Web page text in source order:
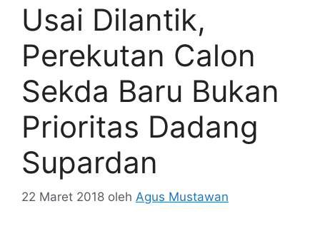
Usai Dilantik,
Perekutan Calon
Sekda Baru Bukan
Prioritas Dadang
Supardan
22 Maret 2018 oleh Agus Mustawan